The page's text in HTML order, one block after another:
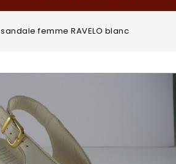
sandale femme RAVELO blanc